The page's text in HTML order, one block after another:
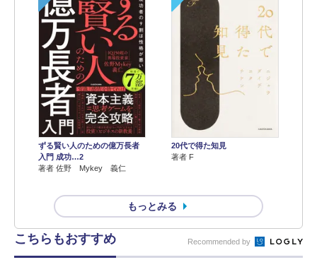
ずる賢い人のための億万長者
入門 成功…2
著者 佐野 Mykey 義仁
20代で得た知見
著者 F
もっとみる
こちらもおすすめ Recommended by